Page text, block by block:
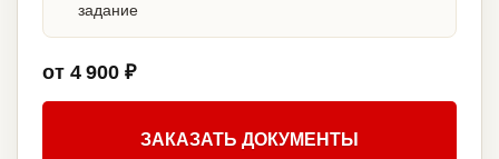
задание
от 4 900 ₽
ЗАКАЗАТЬ ДОКУМЕНТЫ